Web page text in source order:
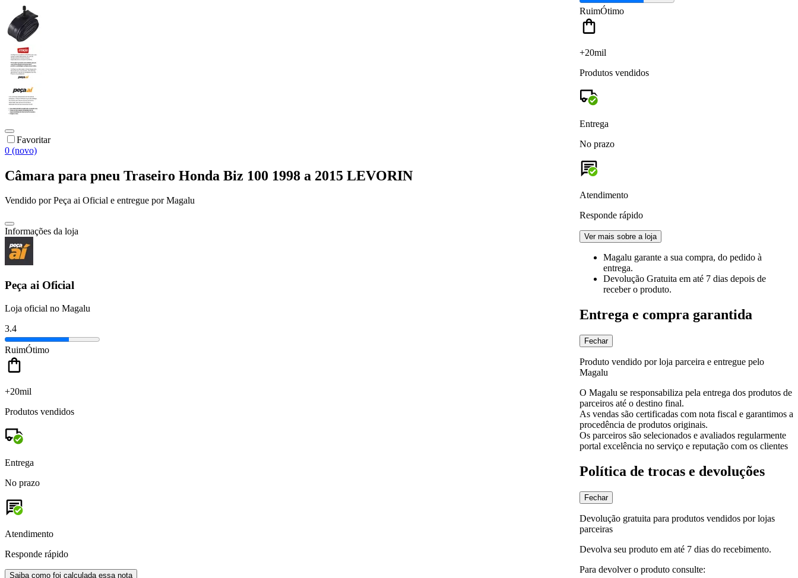
Favoritar
0 (novo)
Câmara para pneu Traseiro Honda Biz 100 1998 a 2015 LEVORIN
Vendido porPeça ai Oficial e entregue por Magalu
Informações da loja
Peça ai Oficial
Loja oficial no Magalu
3.4
RuimÓtimo
+20mil
Produtos vendidos
Entrega
No prazo
Atendimento
Responde rápido
Saiba como foi calculada essa nota
RuimÓtimo
+20mil
Produtos vendidos
Entrega
No prazo
Atendimento
Responde rápido
Ver mais sobre a loja
Magalu garante a sua compra, do pedido à
entrega.
Devolução Gratuita em até 7 dias depois de
receber o produto.
Entrega e compra garantida
Fechar
Produto vendido por loja parceira e entregue pelo
Magalu
O Magalu se responsabiliza pela entrega dos produtos de
parceiros até o destino final.
As vendas são certificadas com nota fiscal e garantimos a
procedência de produtos originais.
Os parceiros são selecionados e avaliados regularmente
portal excelência no serviço e reputação com os clientes
Política de trocas e devoluções
Fechar
Devolução gratuita para produtos vendidos por lojas
parceiras
Devolva seu produto em até 7 dias do recebimento.
Para devolver o produto consulte: